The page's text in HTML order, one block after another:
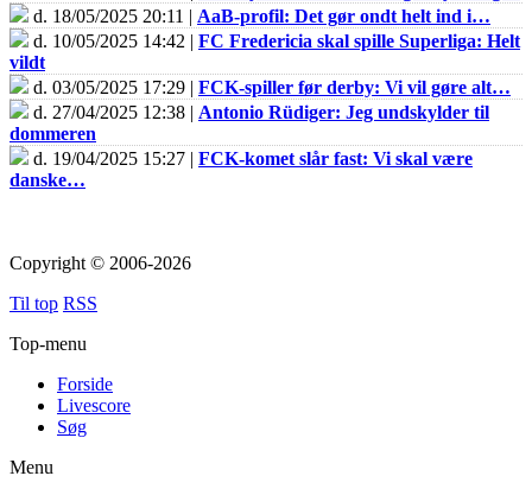
d. 18/05/2025 20:11 | AaB-profil: Det gør ondt helt ind i…
d. 10/05/2025 14:42 | FC Fredericia skal spille Superliga: Helt
vildt
d. 03/05/2025 17:29 | FCK-spiller før derby: Vi vil gøre alt…
d. 27/04/2025 12:38 | Antonio Rüdiger: Jeg undskylder til
dommeren
d. 19/04/2025 15:27 | FCK-komet slår fast: Vi skal være
danske…
Copyright © 2006-2026
Til top RSS
Top-menu
Forside
Livescore
Søg
Menu